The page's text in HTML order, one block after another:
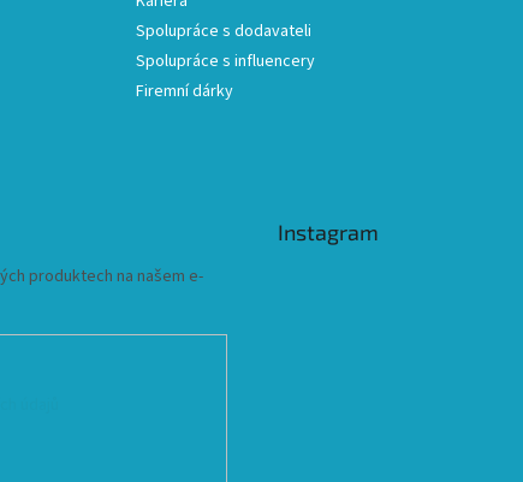
Spolupráce s dodavateli
Spolupráce s influencery
Firemní dárky
produktech na našem e-
Instagram